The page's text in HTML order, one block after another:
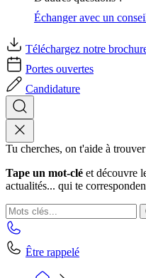
Échanger avec un
Téléchargez notre
Portes ouvertes
Candidature
Tu cherches, on t'aide à
Tape un mot-clé et découvre
actualités... qui te
Être rappelé